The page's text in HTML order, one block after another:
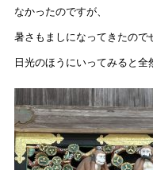
なかったのですが、
暑さもましになってきたので
日光のほうにいってみると全